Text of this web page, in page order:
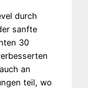
durch
sanfte
30
an
teil, wo